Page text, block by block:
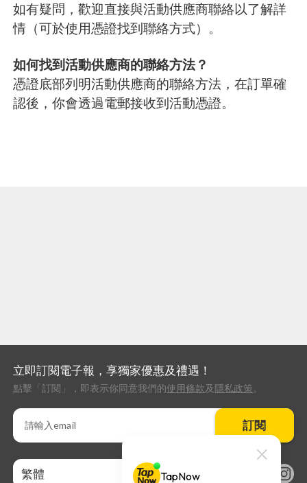
如有疑問，歡迎直接與活動供應商聯絡以了解詳
情（可於使用憑證找到聯絡方式）。
如何找到活動供應商的聯絡方法？
憑證底部列明活動供應商的聯絡方法，在訂單確
認後，你會透過電郵接收到活動憑證。
立即訂閱電子報，享獨家優惠及禮遇！
點擊「訂閱」，即表示你同意我們的使用條款及 隱私政策。
訂閱
繁體